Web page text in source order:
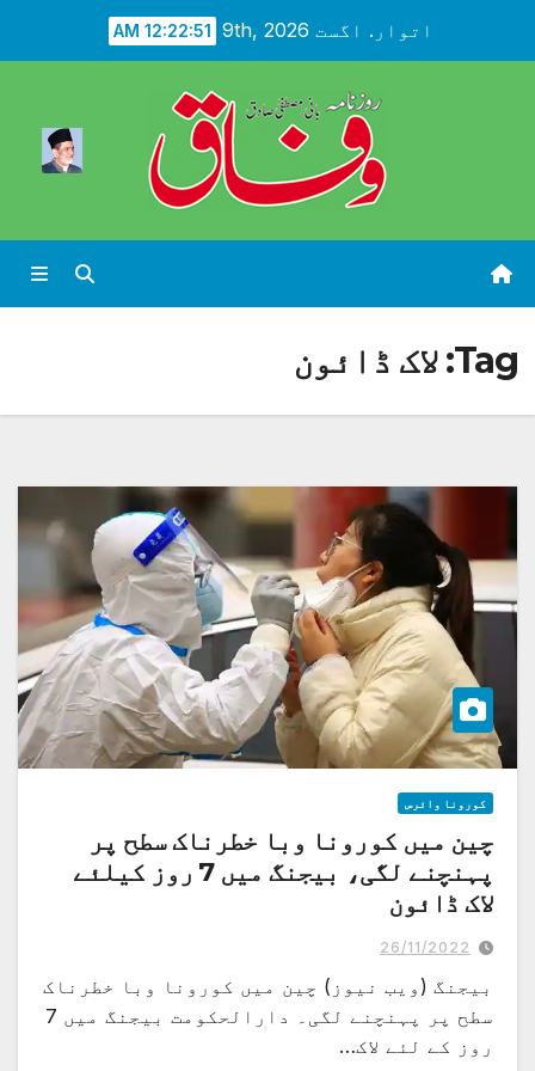
اتوار. اگست 9th, 2026 12:22:53 AM
Tag: لاک ڈائون
کورونا وائرس
چین میں کورونا وبا خطرناک سطح پر
پہنچنے لگی، بیجنگ میں 7 روز کیلئے
لاک ڈائون
متاثر،20ہزار ملازمین چھٹی پر جا چکے26/11/2022
بیجنگ (ویب نیوز) چین میں کورونا وبا خطرناک
سطح پر پہنچنے لگی۔ دارالحکومت بیجنگ میں 7
روز کے لئے لاک…